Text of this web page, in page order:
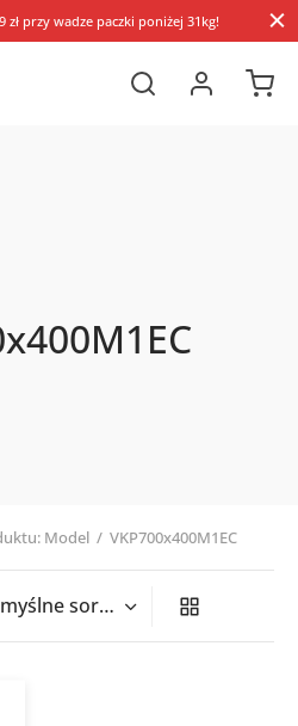
przy wadze paczki poniżej 31kg!
Model / VKP700x400M1EC